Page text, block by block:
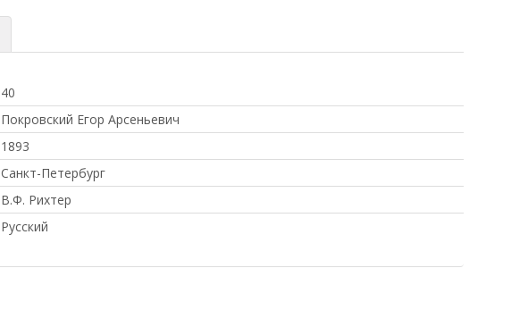
40
Покровский Егор Арсеньевич
1893
Санкт-Петербург
В.Ф. Рихтер
Русский